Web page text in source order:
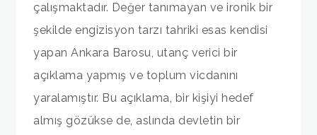
çalışmaktadır. Değer tanımayan ve ironik bir
şekilde engizisyon tarzı tahriki esas kendisi
yapan Ankara Barosu, utanç verici bir
açıklama yapmış ve toplum vicdanını
yaralamıştır. Bu açıklama, bir kişiyi hedef
almış gözükse de, aslında devletin bir